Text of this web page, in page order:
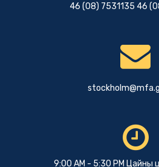
46 (08) 7531135 46
9:00 AM - 5:30 PM Цайны